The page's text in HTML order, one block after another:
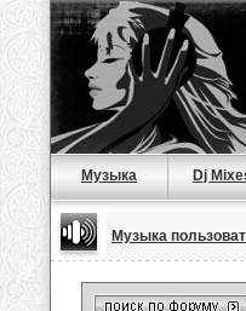
Музыка Dj
Музыка